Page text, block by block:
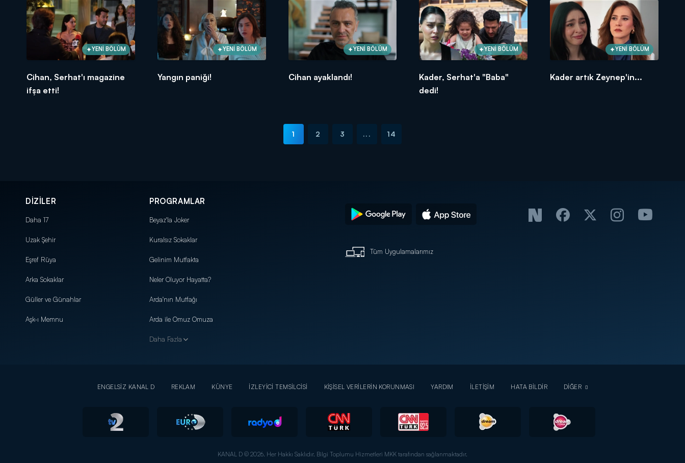
YENİ BÖLÜM
Cihan, Serhat'ı magazine
ifşa etti!
YENİ BÖLÜM
Yangın paniği!
YENİ BÖLÜM
Cihan ayaklandı!
YENİ BÖLÜM
Kader, Serhat'a "Baba"
dedi!
YENİ BÖLÜM
Kader artık Zeynep'in...
1 2 3 ... 14
DİZİLER
Daha 17
Uzak Şehir
Eşref Rüya
Arka Sokaklar
Güller ve Günahlar
Aşk-ı Memnu
PROGRAMLAR
Beyaz'la Joker
Kuralsız Sokaklar
Gelinim Mutfakta
Neler Oluyor Hayatta?
Arda'nın Mutfağı
Arda ile Omuz Omuza
Daha Fazla
Tüm Uygulamalarımız
ENGELSİZ KANAL D REKLAM KÜNYE İZLEYİCİ TEMSİLCİSİ KİŞİSEL VERİLERİN KORUNMASI YARDIM İLETİŞİM HATA BİLDİR DİĞER
KANAL D © 2026. Her Hakkı Saklıdır. Bilgi Toplumu Hizmetleri MKK tarafından sağlanmaktadır.